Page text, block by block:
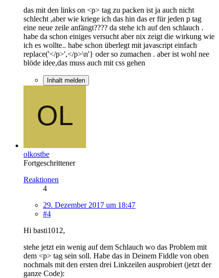
das mit den links on <p> tag zu packen ist ja auch nicht
schlecht ,aber wie kriege ich das hin das er für jeden p tag
eine neue zeile anfängt???? da stehe ich auf den schlauch .
habe da schon einiges versucht aber nix zeigt die wirkung wie
ich es wollte.. habe schon überlegt mit javascript einfach
replace('</p>',</p>\n'} oder so zumachen . aber ist wohl nee
blöde idee,das muss auch mit css gehen
Inhalt melden
olkostbe
Fortgeschrittener
Reaktionen
4
29. Dezember 2017 um 18:47
#4
Hi basti1012,
stehe jetzt ein wenig auf dem Schlauch wo das Problem mit
dem <p> tag sein soll. Habe das in Deinem Fiddle von oben
nochmals mit den ersten drei Linkzeilen ausprobiert (jetzt der
ganze Code):